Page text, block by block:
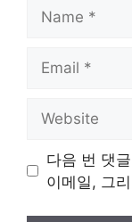
다음 번 댓
이메일, 그